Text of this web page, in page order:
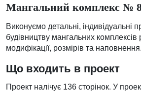
Мангальний комплекс №
Виконуємо детальні, індивідуальні
будівництву мангальних комплексів
модифікації, розмірів та наповнення.
Що входить в проект
Проект налічує 136 сторінок. У